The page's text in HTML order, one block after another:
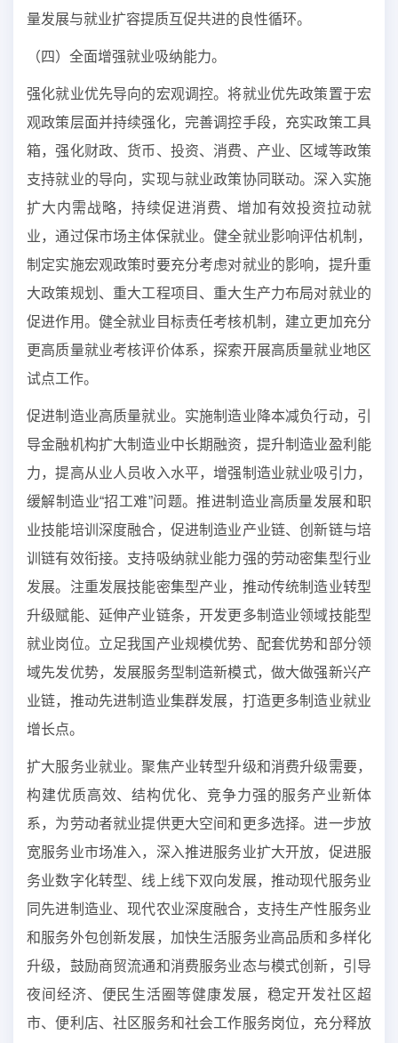
量发展与就业扩容提质互促共进的良性循环。
（四）全面增强就业吸纳能力。
强化就业优先导向的宏观调控。将就业优先政策置于宏
观政策层面并持续强化，完善调控手段，充实政策工具
箱，强化财政、货币、投资、消费、产业、区域等政策
支持就业的导向，实现与就业政策协同联动。深入实施
扩大内需战略，持续促进消费、增加有效投资拉动就
业，通过保市场主体保就业。健全就业影响评估机制，
制定实施宏观政策时要充分考虑对就业的影响，提升重
大政策规划、重大工程项目、重大生产力布局对就业的
促进作用。健全就业目标责任考核机制，建立更加充分
更高质量就业考核评价体系，探索开展高质量就业地区
试点工作。
促进制造业高质量就业。实施制造业降本减负行动，引
导金融机构扩大制造业中长期融资，提升制造业盈利能
力，提高从业人员收入水平，增强制造业就业吸引力，
缓解制造业“招工难”问题。推进制造业高质量发展和职
业技能培训深度融合，促进制造业产业链、创新链与培
训链有效衔接。支持吸纳就业能力强的劳动密集型行业
发展。注重发展技能密集型产业，推动传统制造业转型
升级赋能、延伸产业链条，开发更多制造业领域技能型
就业岗位。立足我国产业规模优势、配套优势和部分领
域先发优势，发展服务型制造新模式，做大做强新兴产
业链，推动先进制造业集群发展，打造更多制造业就业
增长点。
扩大服务业就业。聚焦产业转型升级和消费升级需要，
构建优质高效、结构优化、竞争力强的服务产业新体
系，为劳动者就业提供更大空间和更多选择。进一步放
宽服务业市场准入，深入推进服务业扩大开放，促进服
务业数字化转型、线上线下双向发展，推动现代服务业
同先进制造业、现代农业深度融合，支持生产性服务业
和服务外包创新发展，加快生活服务业高品质和多样化
升级，鼓励商贸流通和消费服务业态与模式创新，引导
夜间经济、便民生活圈等健康发展，稳定开发社区超
市、便利店、社区服务和社会工作服务岗位，充分释放